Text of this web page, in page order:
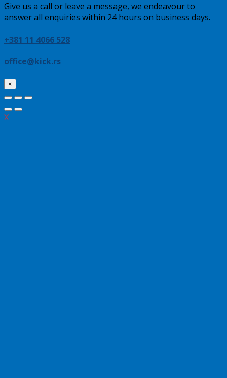
Give us a call or leave a message, we endeavour to
answer all enquiries within 24 hours on business days.
+381 11 4066 528
office@kick.rs
×
X